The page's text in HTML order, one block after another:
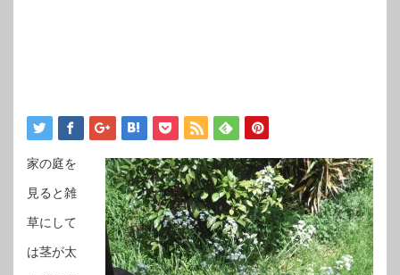
家の庭を
見ると雑
草にして
は茎が太